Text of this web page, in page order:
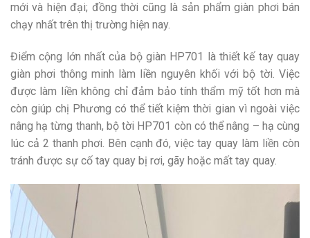
mới và hiện đại; đồng thời cũng là sản phẩm giàn phơi bán
chạy nhất trên thị trường hiện nay.
Điểm cộng lớn nhất của bộ giàn HP701 là thiết kế tay quay
giàn phơi thông minh làm liền nguyên khối với bộ tời. Việc
được làm liền không chỉ đảm bảo tính thẩm mỹ tốt hơn mà
còn giúp chị Phương có thể tiết kiệm thời gian vì ngoài việc
nâng hạ từng thanh, bộ tời HP701 còn có thể nâng – hạ cùng
lúc cả 2 thanh phơi. Bên cạnh đó, việc tay quay làm liền còn
tránh được sự cố tay quay bị rơi, gãy hoặc mất tay quay.